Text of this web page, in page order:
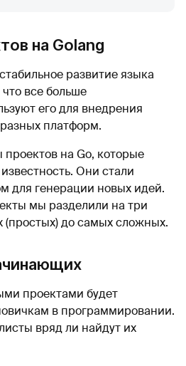
на Golang
развитие языка
все больше
его для внедрения
платформ.
на Go, которые
Они стали
для генерации новых идей.
мы разделили на три
(простых) до самых сложных.
проектами будет
в программировании.
вряд ли найдут их